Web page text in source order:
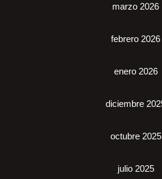
marzo 2026
febrero 2026
enero 2026
diciembre
octubre 2025
julio 2025